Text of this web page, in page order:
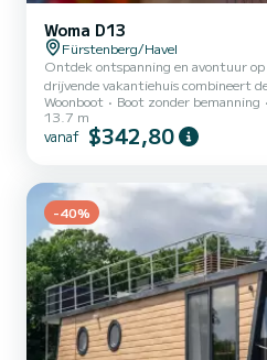
Woma D13
Fürstenberg/Havel
Ontdek ontspanning en avontuur
drijvende vakantiehuis combineert
met moderne technische eisen en
comfortabele uitrusting voldoet het
vakantiehuis en biedt plaats aan
woonoppervlak. Met een krachtige
kan de bo...
Woonboot Boot zonder bemanning
13.7 m
vanaf $342,80
-40%